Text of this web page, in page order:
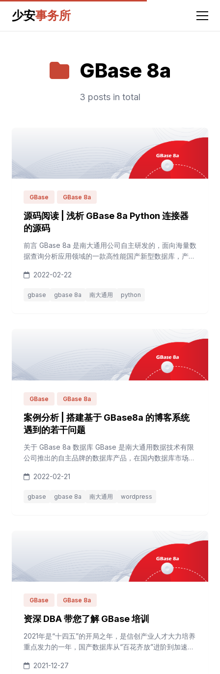
少安事务所
GBase 8a
3 posts in total
GBase GBase 8a
源码阅读 | 浅析 GBase 8a Python 连接器
的源码
前言 GBase 8a 是南大通用公司自主研发的，面向海量数
据查询分析应用领域的一款高性能国产新型数据库，产品
统计、数据分析、数据挖掘和数据备份等数据存储、管理
统的承载数据库。 数据库开发过程中绕不开的一个环节
2022-02-22
gbase gbase 8a 南大通用 python
GBase GBase 8a
案例分析 | 搭建基于 GBase8a 的博客系统
遇到的若干问题
关于 GBase 8a 数据库 GBase 是南大通用数据技术有限
公司推出的自主品牌的数据库产品，在国内数据库市场具
称“8a集群”）是南大通用公司自主研发、国内领先的大规
行业日益增大的数据分析、数据挖掘、数据备份和即席查
2022-02-21
gbase gbase 8a 南大通用 wordpress
GBase GBase 8a
资深 DBA 带您了解 GBase 培训
2021年是“十四五”的开局之年，是信创产业人才大力培养
重点发力的一年，国产数据库从“百花齐放”进阶到加速发
发，并且在金融、电信行业得到规模化应用的独立数据库
2021-12-27